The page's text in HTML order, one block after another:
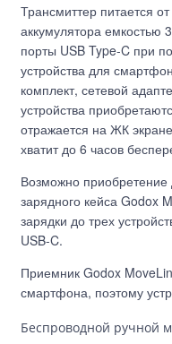
Трансмиттер питается
аккумулятора емкостью
порты USB Type-C при
устройства для
комплект, сетевой
устройства
отражается на ЖК
хватит до 6 часов
Возможно приобретение
зарядного кейса Godox
зарядки до трех
USB-C.
Приемник Godox
смартфона, поэтому
Беспроводной ручной